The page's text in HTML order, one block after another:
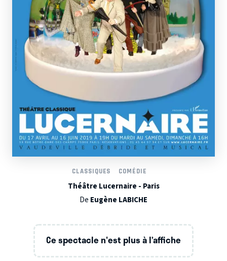
CLASSIQUES COMÉDIE
Théâtre Lucernaire - Paris
De Eugène LABICHE
Ce spectacle n'est plus à l’affiche